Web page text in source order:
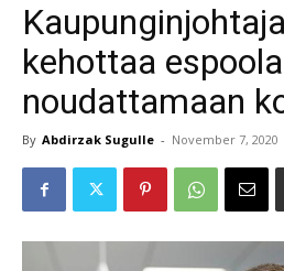
kehottaa
noudattamaan
By Abdirzak Sugulle - November 7, 2020